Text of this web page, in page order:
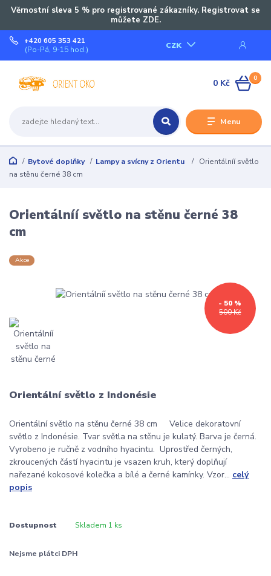
Věrnostní sleva 5 % pro registrované zákazníky. Registrovat se
můžete ZDE.
Menu
CZK
+420 605 353 421
(Po-Pá, 9-15 hod.)
0
0 Kč
Bytové doplňky Lampy a svícny z Orientu
Orientálníí světlo
na stěnu černé 38 cm
Orientálníí světlo na stěnu černé 38
cm
Akce
500 Kč
- 50 %
Orientální světlo z Indonésie
Orientální světlo na stěnu černé 38 cm Velice dekoratovní
světlo z Indonésie. Tvar světla na stěnu je kulatý. Barva je černá.
Vyrobeno je ručně z vodního hyacintu. Uprostřed černých,
zkroucených částí hyacintu je vsazen kruh, který doplňují
nařezané kokosové kolečka a bílé a černé kamínky. Vzor... celý
popis
Dostupnost Skladem 1 ks
Nejsme plátci DPH